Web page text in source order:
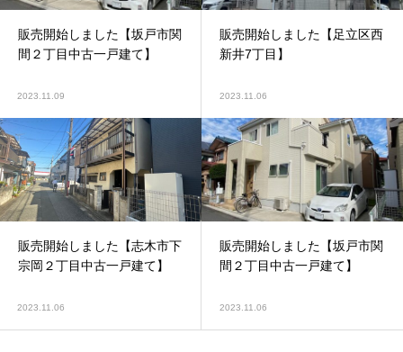
販売開始しました【坂戸市関
間２丁目中古一戸建て】
2023.11.09
販売開始しました【足立区西
新井7丁目】
2023.11.06
販売開始しました【志木市下
宗岡２丁目中古一戸建て】
2023.11.06
販売開始しました【坂戸市関
間２丁目中古一戸建て】
2023.11.06